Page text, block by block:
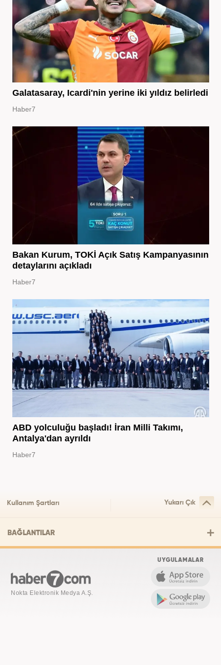
Galatasaray, Icardi'nin yerine iki yıldız belirledi
Haber7
Bakan Kurum, TOKİ Açık Satış Kampanyasının
detaylarını açıkladı
Haber7
ABD yolculuğu başladı! İran Milli Takımı,
Antalya'dan ayrıldı
Haber7
Kullanım Şartları Yukarı Çık
BAĞLANTILAR
Nokta Elektronik Medya A.Ş.
UYGULAMALAR